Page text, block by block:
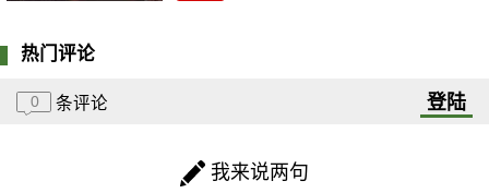
热门评论
0 条评论 登陆
我来说两句